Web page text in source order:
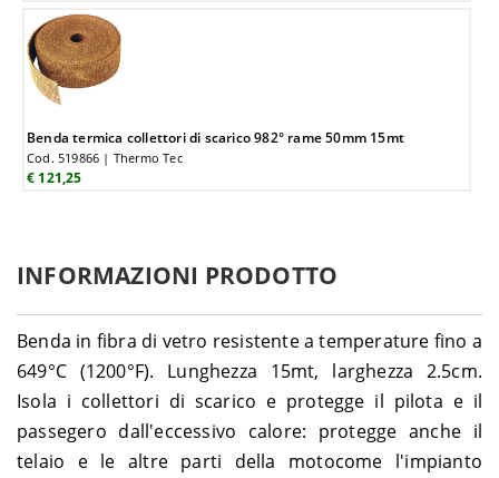
Benda termica collettori di scarico 982° rame 50mm 15mt
Cod. 519866 | Thermo Tec
€ 121,25
INFORMAZIONI PRODOTTO
Benda in fibra di vetro resistente a temperature fino a
649°C (1200°F). Lunghezza 15mt, larghezza 2.5cm.
Isola i collettori di scarico e protegge il pilota e il
passegero dall'eccessivo calore: protegge anche il
telaio e le altre parti della motocome l'impianto